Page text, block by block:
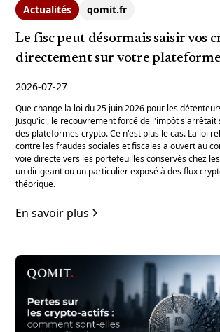
Actualités qomit.fr
Le fisc peut désormais saisir vos
directement sur votre plateforme
2026-07-27
Que change la loi du 25 juin 2026 pour les
Jusqu'ici, le recouvrement forcé de l'impôt s'arrêtait
des plateformes crypto. Ce n'est plus le cas. La loi
contre les fraudes sociales et fiscales a ouvert au
voie directe vers les portefeuilles conservés chez
un dirigeant ou un particulier exposé à des flux
théorique.
En savoir plus